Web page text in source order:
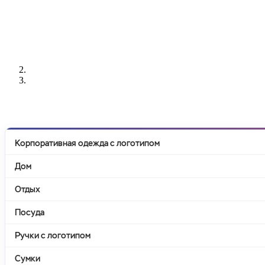
Корпоративная одежда с логотипом
Дом
Отдых
Посуда
Ручки с логотипом
Сумки